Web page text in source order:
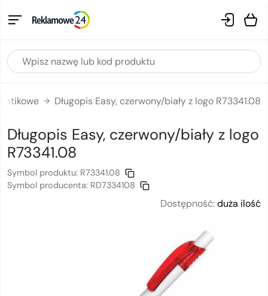
→ Długopis Easy, czerwony/biały z logo R73341.08
Długopis Easy, czerwony/biały z logo
R73341.08
Symbol produktu: R73341.08
Symbol producenta: RD7334108
Dostępność:duża ilość